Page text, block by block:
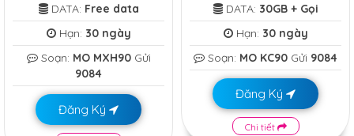
DATA: Free data
Hạn: 30 ngày
Soạn: MO MXH90Gửi
9084
Đăng Ký
DATA: 30GB + Gọi
Hạn: 30 ngày
Soạn: MO KC90 Gửi 9084
Đăng Ký
Chi tiết